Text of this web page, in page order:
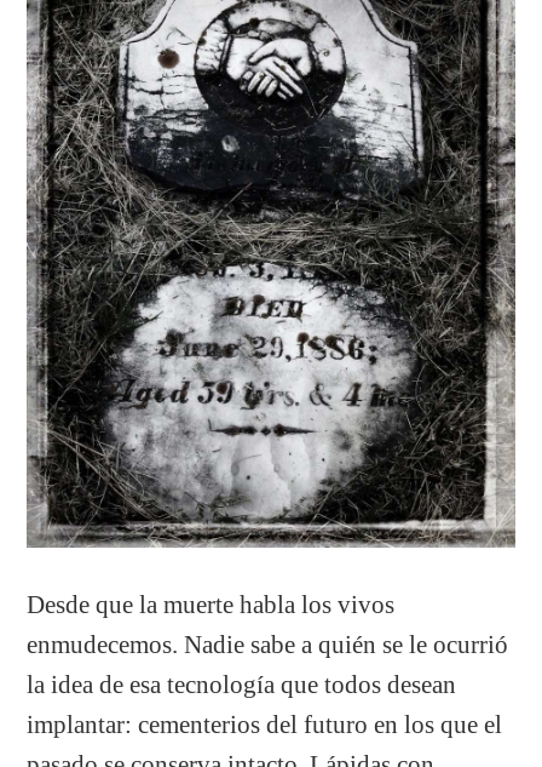
Desde que la muerte habla los vivos
enmudecemos. Nadie sabe a quién se le ocurrió
la idea de esa tecnología que todos desean
implantar: cementerios del futuro en los que el